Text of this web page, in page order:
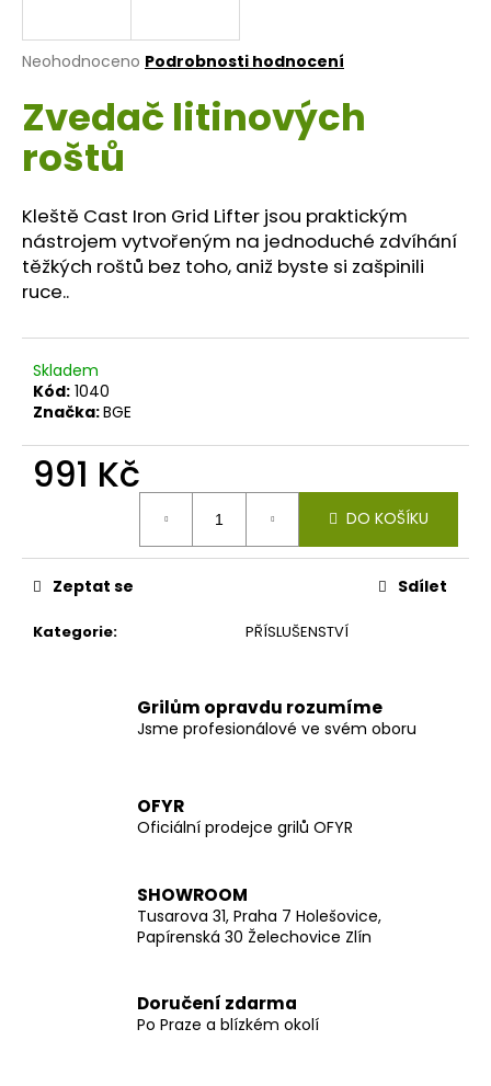
Průměrné
produktu
je
hvězdiček.
Neohodnoceno Podrobnosti hodnocení
Zvedač litinových
roštů
Kleště Cast Iron Grid Lifter jsou praktickým
nástrojem vytvořeným na jednoduché zdvíhání
těžkých roštů bez toho, aniž byste si zašpinili
ruce..
Skladem
Kód: 1040
Značka:BGE
991 Kč
DO KOŠÍKU
Kategorie: PŘÍSLUŠENSTVÍ
Zeptat se Sdílet
Grilům opravdu rozumíme
Jsme profesionálové ve svém oboru
OFYR
Oficiální prodejce grilů OFYR
SHOWROOM
Tusarova 31, Praha 7 Holešovice,
Papírenská 30 Želechovice Zlín
Doručení zdarma
Po Praze a blízkém okolí
j
t
?
HLEDAT
o
p
o
r
u
e
m